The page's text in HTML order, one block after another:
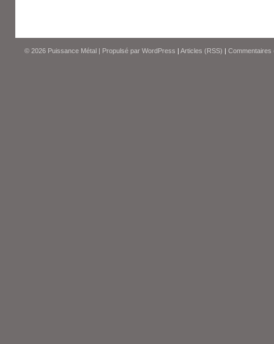
© 2026 Puissance Métal | Propulsé par WordPress | Articles (RSS) | Commentaires